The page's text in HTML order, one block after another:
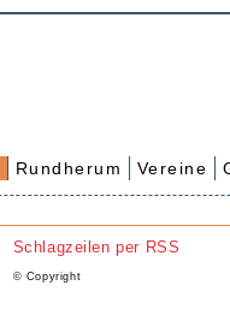
Rundherum Vereine
Schlagzeilen per RSS
© Copyright